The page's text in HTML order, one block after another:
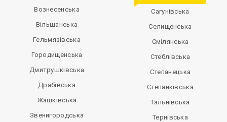
Вознесенська
Вільшанська
Гельмязівська
Городищенська
Дмитрушківська
Драбівська
Жашківська
Звенигородська
Сагунівська
Селищенська
Смілянська
Стеблівська
Степанецька
Степанківська
Тальнівська
Тернівська